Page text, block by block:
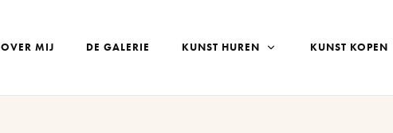
OVER MIJ DE GALERIE KUNST HUREN KUNST KOPEN